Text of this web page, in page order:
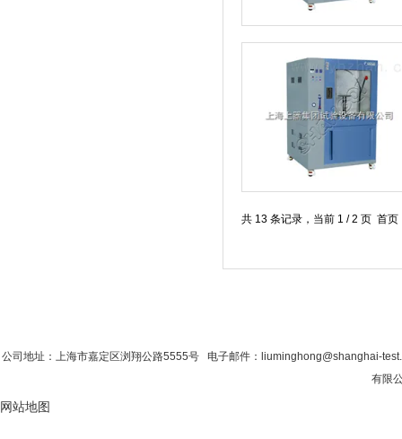
共 13 条记录，当前 1 / 2 页 首
公司地址：上海市嘉定区浏翔公路5555号 电子邮件：liuminghong@shanghai-
有限公
网站地图